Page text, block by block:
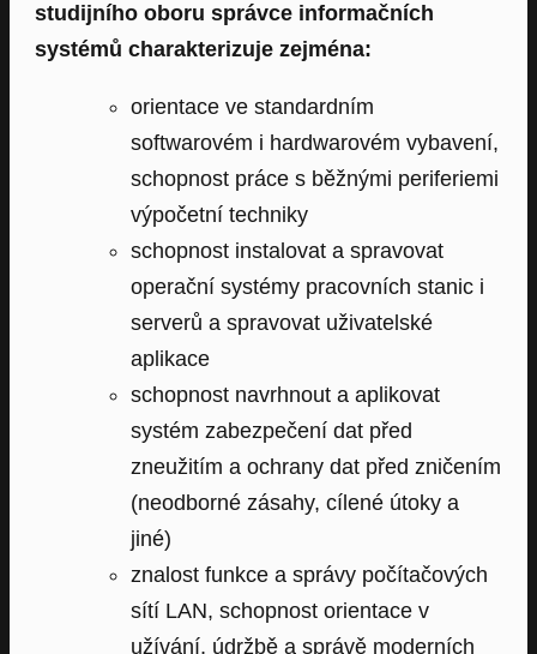
studijního oboru správce informačních
systémů charakterizuje zejména:
orientace ve standardním
softwarovém i hardwarovém vybavení,
schopnost práce s běžnými periferiemi
výpočetní techniky
schopnost instalovat a spravovat
operační systémy pracovních stanic i
serverů a spravovat uživatelské
aplikace
schopnost navrhnout a aplikovat
systém zabezpečení dat před
zneužitím a ochrany dat před zničením
(neodborné zásahy, cílené útoky a
jiné)
znalost funkce a správy počítačových
sítí LAN, schopnost orientace v
užívání, údržbě a správě moderních